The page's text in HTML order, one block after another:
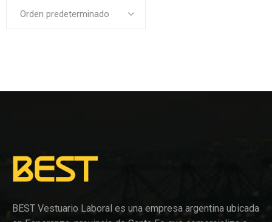
Orden predeterminado
BEST Vestuario Laboral es una empresa argentina ubicada